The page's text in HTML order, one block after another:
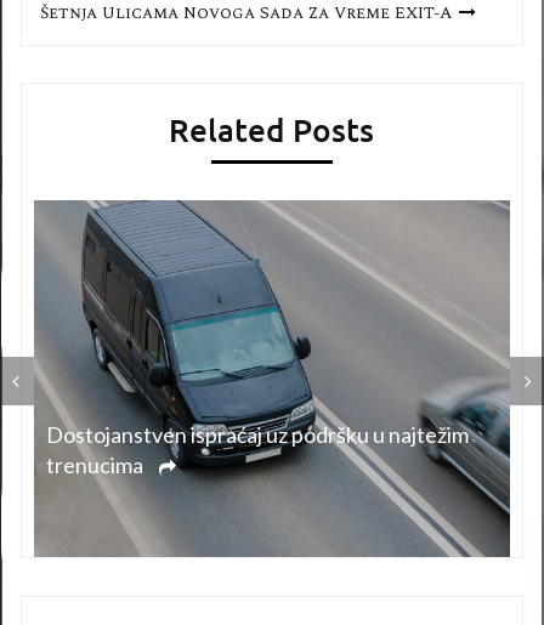
Šetnja Ulicama Novoga Sada Za Vreme EXIT-A
Related Posts
Dostojanstven ispraćaj uz podršku u najtežim
trenucima